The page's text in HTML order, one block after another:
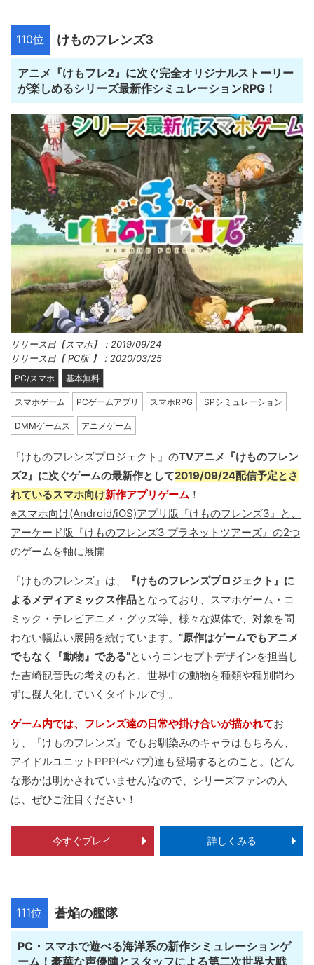
110位 けものフレンズ3
アニメ『けもフレ2』に次ぐ完全オリジナルストーリー
が楽しめるシリーズ最新作シミュレーションRPG！
リリース日【スマホ】：2019/09/24
リリース日【 PC版 】：2020/03/25
PC/スマホ 基本無料
スマホゲーム PCゲームアプリ スマホRPG SPシミュレーション
DMMゲームズ アニメゲーム
『けものフレンズプロジェクト』のTVアニメ『けものフレン
ズ2』に次ぐゲームの最新作として2019/09/24配信予定とさ
れているスマホ向け新作アプリゲーム ！
※スマホ向け(Android/iOS)アプリ版『けものフレンズ3』と、
アーケード版『けものフレンズ3 プラネットツアーズ』の2つ
のゲームを軸に展開
『けものフレンズ』は、
『けものフレンズプロジェクト』に
よるメディアミックス作品となっており、スマホゲーム・コ
ミック・テレビアニメ・グッズ等、様々な媒体で、対象を問
わない幅広い展開を続けています。 “原作はゲームでもアニメ
でもなく『動物』である”というコンセプトデザインを担当し
た吉崎観音氏の考えのもと、世界中の動物を種類や種別問わ
ずに擬人化していくタイトルです。
ゲーム内では、フレンズ達の日常や掛け合いが描かれてお
り、『けものフレンズ』でもお馴染みのキャラはもちろん、
アイドルユニットPPP(ペパプ)達も登場するとのこと。(どん
な形かは明かされていません)なので、シリーズファンの人
は、ぜひご注目ください！
今すぐプレイ 詳しくみる
111位 蒼焔の艦隊
PC・スマホで遊べる海洋系の新作シミュレーションゲ
ーム！豪華な声優陣とスタッフによる第二次世界大戦